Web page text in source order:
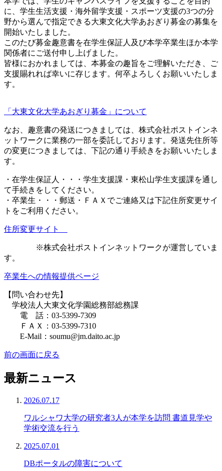
に、学生生活支援・海外留学支援・スポーツ支援の3つの分
野から選んで指定できる大東文化大学あおぎり募金の募集を
開始いたしました。
このたび募金趣意書を在学生保証人及び本学卒業生ほか本学
関係者にご送付申し上げました。
皆様におかれましては、本募金の趣旨をご理解いただき、ご
支援賜れれば幸いに存じます。何卒よろしくお願いいたしま
す。
「大東文化大学あおぎり募金」について
なお、趣意書の発送につきましては、株式会社ポストインネ
ットワークに業務の一部を委託しております。発送先住所等
の変更につきましては、下記の通り手続きをお願いいたしま
す。
・在学生保証人・・・学生支援課・東松山学生支援課を通し
て手続きをしてください。
・卒業生・・・郵送・ＦＡＸでご連絡又は下記住所変更サイ
トをご利用ください。
住所変更サイト
※株式会社ポストインネットワークが運営していま
す。
卒業生への情報提供ページ
【問い合わせ先】
学校法人大東文化学園総務部総務課
電 話：03-5399-7309
ＦＡＸ：03-5399-7310
E-Mail：soumu@jm.daito.ac.jp
前の画面に戻る
最新ニュース
2026.07.17
ワルシャワ大学の研究者3人が本学を訪問 書道見学や
学術交流を行う
2025.07.01
DBポータルの障害について